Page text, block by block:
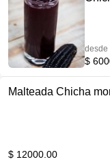
desde
$
Malteada Chicha
$ 12000.00